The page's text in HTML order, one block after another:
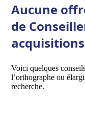
Aucune
de
Voici quelques
l’orthographe ou
recherche.